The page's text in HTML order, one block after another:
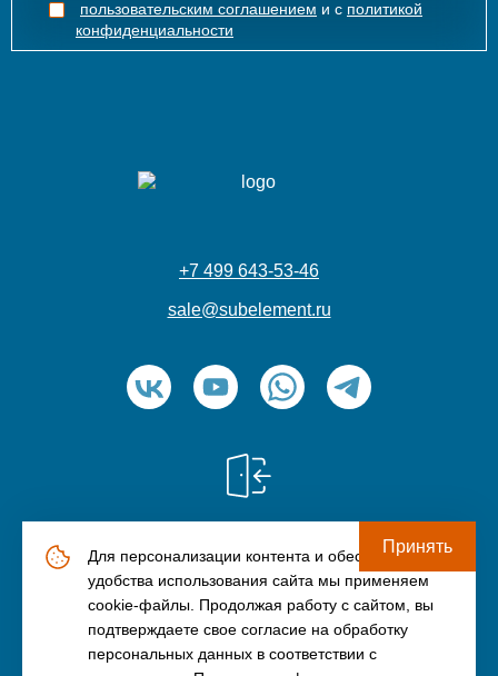
пользовательским соглашением и с политикой
конфиденциальности
+7 499 643-53-46
sale@subelement.ru
© ООО «Элемент» (ИНН: 9709045791), 2006-2026
Политика конфиденциальности
Пользовательское соглашение
made by Rain
Для персонализации контента и обеспечения
удобства использования сайта мы применяем
cookie-файлы. Продолжая работу с сайтом, вы
подтверждаете свое согласие на обработку
персональных данных в соответствии с
Принять